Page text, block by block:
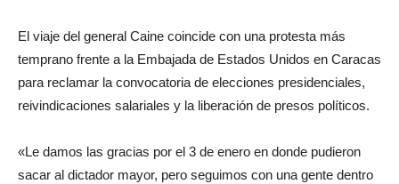
El viaje del general Caine coincide con una protesta más
temprano frente a la Embajada de Estados Unidos en Caracas
para reclamar la convocatoria de elecciones presidenciales,
reivindicaciones salariales y la liberación de presos políticos.
«Le damos las gracias por el 3 de enero en donde pudieron
sacar al dictador mayor, pero seguimos con una gente dentro